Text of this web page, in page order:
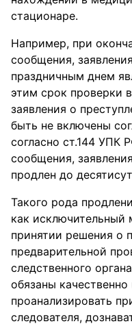
стационаре.
Например, при
сообщения,
праздничным днем
этим срок проверки
заявления о
быть не включены
согласно ст.144 УПК
сообщения,
продлен до
Такого рода
как исключительный
принятии решения о
предварительной
следственного
обязаны
проанализировать
следователя,